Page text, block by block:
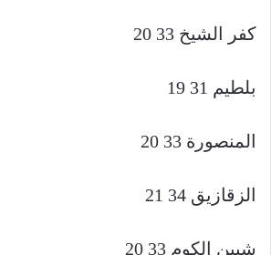
كفر الشيخ 33 20
بلطيم 31 19
المنصورة 33 20
الزقازيق 34 21
شبين الكوم 33 20